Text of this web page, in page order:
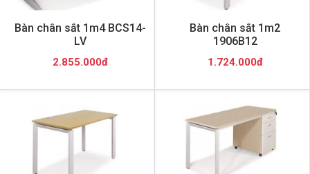
Bàn chân sắt 1m4 BCS14-
LV
2.855.000đ
Bàn chân sắt 1m2
1906B12
1.724.000đ